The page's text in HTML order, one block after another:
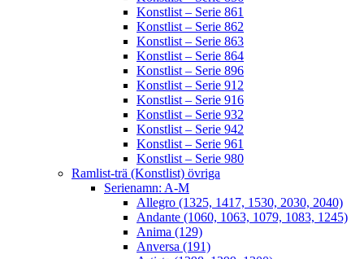
Konstlist – Serie 861
Konstlist – Serie 862
Konstlist – Serie 863
Konstlist – Serie 864
Konstlist – Serie 896
Konstlist – Serie 912
Konstlist – Serie 916
Konstlist – Serie 932
Konstlist – Serie 942
Konstlist – Serie 961
Konstlist – Serie 980
Ramlist-trä (Konstlist) övriga
Serienamn: A-M
Allegro (1325, 1417, 1530, 2030, 2040)
Andante (1060, 1063, 1079, 1083, 1245)
Anima (129)
Anversa (191)